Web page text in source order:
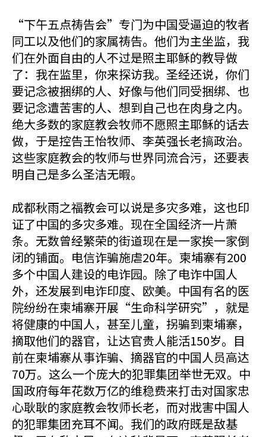
“下午五点祷告会”专门为中国受逼迫的牧者
同工以及他们的家属祷告。他们为主坐监，我
们在外面自由的人不过是照主耶稣的教导做
了：我在监里，你来探访我。圣经还说，你们
要记念被捆绑的人、好像与他们同受捆绑、也
要记念遭苦害的人、想到自己也在肉身之内。
绝大多数的家庭教会牧师不愿照主耶稣的话去
做，于是控告王怡牧师、李英强长老搞政治。
这些家庭教会的牧师与世界同流合污，还要表
明自己是多么圣洁无暇。
成都秋雨之福教会可以说是多灾多难，这也印
证了中国的多灾多难。现在全国经济一片萧
条。无数曾经繁荣的街道现在是一家挨一家倒
闭的铺面。电信诈骗施虐20年。柬埔寨有200
多个中国人建设的电诈园。除了电诈中国人
外，还发展到电诈印度、欧美。中国有名的医
院纷纷在柬埔寨开展“生命科学研究”，就是
将健康的中国人，甚至儿童，拐骗到柬埔寨，
摘取他们的器官，让达官贵人能活150岁。目
前在柬埔寨从事诈骗、摘器官的中国人员高达
70万。这么一个庞大的犯罪集团举世无双。中
国政府每年花数万亿的维稳费来打击对国家忠
心耿耿的家庭教会牧师长老，而对戕害中国人
的犯罪集团充耳不闻。我们的政府既是敌基